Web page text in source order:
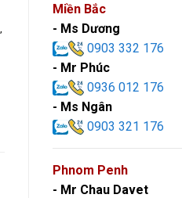
Miền Bắc
- Ms Dương
0903 332 176
- Mr Phúc
0936 012 176
- Ms Ngân
0903 321 176
Phnom Penh
- Mr Chau Davet